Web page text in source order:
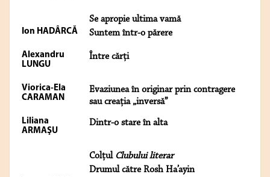
Se apropie ultima vamă
Ion HADÂRCĂ Suntem într-o părere
Alexandru
LUNGU
Între cărţi
Viorica-Ela
CARAMAN
Evaziunea în originar prin contragere
sau creaţia „inversă”
Liliana
ARMAŞU
Dintr-o stare în alta
Colţul Clubului literar
Drumul către Rosh Ha’ayin